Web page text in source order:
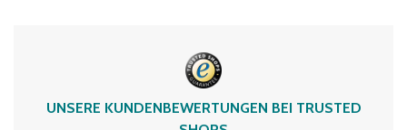
UNSERE KUNDENBEWERTUNGEN BEI TRUSTED